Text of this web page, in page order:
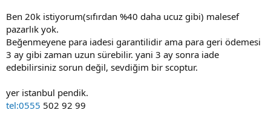
Ben 20k istiyorum(sıfırdan %40 daha ucuz gibi) malesef
pazarlık yok.
Beğenmeyene para iadesi garantilidir ama para geri ödemesi
3 ay gibi zaman uzun sürebilir. yani 3 ay sonra iade
edebilirsiniz sorun değil, sevdiğim bir scoptur.
yer istanbul pendik.
tel:0555 502 92 99